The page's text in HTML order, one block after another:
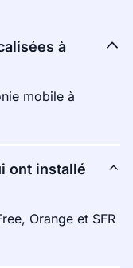
à
mobile à
ont installé
Orange et SFR